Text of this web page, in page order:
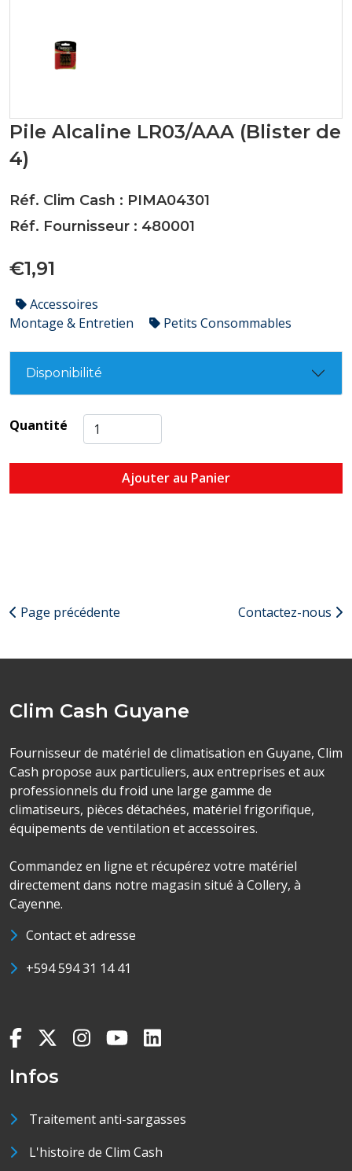
Pile Alcaline LR03/AAA (Blister de
4)
Réf. Clim Cash : PIMA04301
Réf. Fournisseur : 480001
€1,91
Accessoires
Montage & Entretien
Petits Consommables
Disponibilité
Quantité
Ajouter au Panier
Page précédente Contactez-nous
Clim Cash Guyane
Fournisseur de matériel de climatisation en Guyane, Clim
Cash propose aux particuliers, aux entreprises et aux
professionnels du froid une large gamme de
climatiseurs, pièces détachées, matériel frigorifique,
équipements de ventilation et accessoires.
Commandez en ligne et récupérez votre matériel
directement dans notre magasin situé à Collery, à
Cayenne.
Contact et adresse
+594 594 31 14 41
Infos
Traitement anti-sargasses
L'histoire de Clim Cash